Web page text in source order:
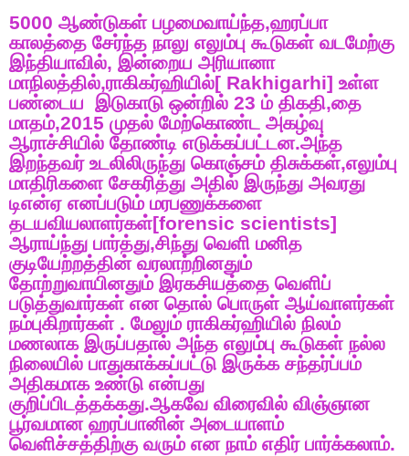
5000 ஆண்டுகள் பழமைவாய்ந்த,ஹரப்பா
காலத்தை சேர்ந்த நாலு எலும்பு கூடுகள் வடமேற்கு
இந்தியாவில், இன்றைய அரியானா
மாநிலத்தில்,ராகிகர்ஹியில்[ Rakhigarhi] உள்ள
பண்டைய இடுகாடு ஒன்றில் 23 ம் திகதி,தை
மாதம்,2015 முதல் மேற்கொண்ட அகழ்வு
ஆராச்சியில் தோண்டி எடுக்கப்பட்டன.அந்த
இறந்தவர் உடலிலிருந்து கொஞ்சம் திசுக்கள்,எலும்பு
மாதிரிகளை சேகரித்து அதில் இருந்து அவரது
டிஎன்ஏ எனப்படும் மரபணுக்களை
தடயவியலாளர்கள்[forensic scientists]
ஆராய்ந்து பார்த்து,சிந்து வெளி மனித
குடியேற்றத்தின் வரலாற்றினதும்
தோற்றுவாயினதும் இரகசியத்தை வெளிப்
படுத்துவார்கள் என தொல் பொருள் ஆய்வாளர்கள்
நம்புகிறார்கள். மேலும் ராகிகர்ஹியில் நிலம்
மணலாக இருப்பதால் அந்த எலும்பு கூடுகள் நல்ல
நிலையில் பாதுகாக்கப்பட்டு இருக்க சந்தர்ப்பம்
அதிகமாக உண்டு என்பது
குறிப்பிடத்தக்கது.ஆகவே விரைவில் விஞ்ஞான
பூர்வமான ஹரப்பானின் அடையாளம்
வெளிச்சத்திற்கு வரும் என நாம் எதிர் பார்க்கலாம்.